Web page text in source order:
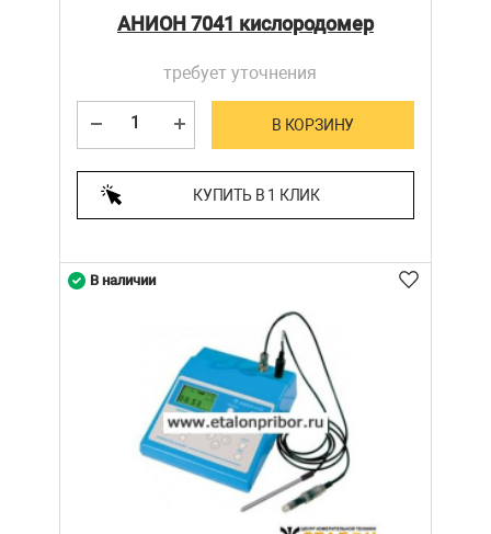
АНИОН 7041 кислородомер
требует уточнения
В КОРЗИНУ
КУПИТЬ В 1 КЛИК
В наличии